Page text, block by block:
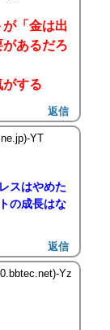
「金は出
あるだろ
がする
返信
YT
スはやめた
の成長はな
返信
Yz